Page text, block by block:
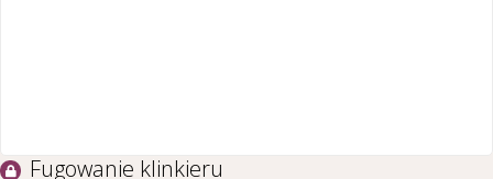
Fugowanie klinkieru